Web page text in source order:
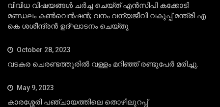
വിവിധ വിഷയങ്ങള്‍ ചര്‍ച്ച ചെയ്ത് എന്‍സിപി കക്കോടി
മണ്ഡലം കണ്‍വെന്‍ഷന്‍; വനം വന്യജീവി വകുപ്പ് മന്ത്രി എ
കെ ശശീന്ദ്രന്‍ ഉദ്ഘാടനം ചെയ്തു
October 28, 2023
വടകര ചെരണ്ടത്തൂരില്‍ വള്ളം മറിഞ്ഞ് രണ്ടുപേര്‍ മരിച്ചു.
May 9, 2023
കാരശ്ശേരി പഞ്ചായത്തിലെ തൊഴിലുറപ്പ്